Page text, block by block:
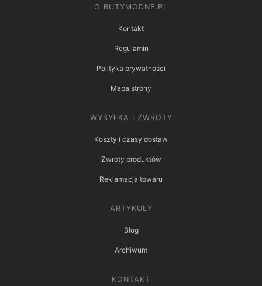
O BUTYMODNE.PL
Kontakt
Regulamin
Polityka prywatności
Mapa strony
WYSYŁKA I ZWROTY
Koszty i czasy dostaw
Zwroty produktów
Reklamacja towaru
ARTYKUŁY
Blog
Archiwum
KONTAKT